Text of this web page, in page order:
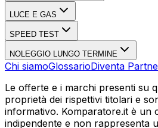
LUCE E GAS
SPEED TEST
NOLEGGIO LUNGO TERMINE
Chi siamoGlossarioDiventa
Le offerte e i marchi presenti su
proprietà dei rispettivi titolari e
informativo. Komparatore.it è un
indipendente e non rappresenta